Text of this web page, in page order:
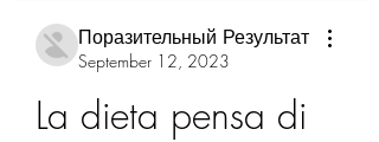
Поразительный Результат
September 12, 2023
La dieta pensa di